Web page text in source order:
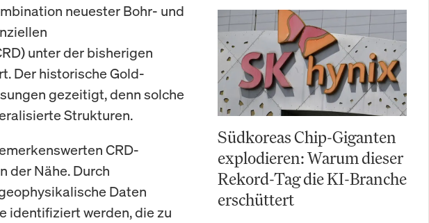
neuester Bohr- und
unter der bisherigen
Der historische Gold-
gezeitigt, denn solche
Strukturen.
CRD-
der Nähe. Durch
Daten
identifiziert werden, die zu
Südkoreas Chip-Giganten
explodieren: Warum dieser
Rekord-Tag die KI-Branche
erschüttert